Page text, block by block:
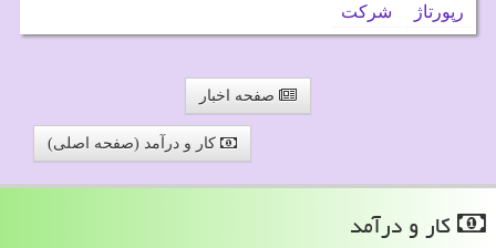
رپورتاژ
شركت
صفحه اخبار
کار و درآمد (صفحه اصلی)
كار و درآمد